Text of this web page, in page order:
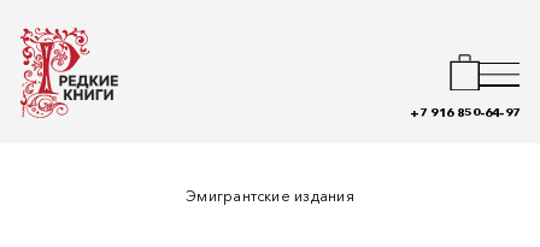
+7 916 850-64-97
Эмигрантские издания